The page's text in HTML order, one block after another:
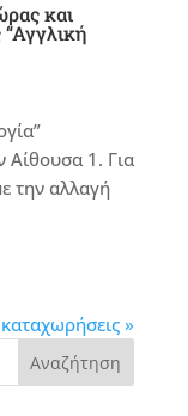
και
Αίθουσα 1. Για
την αλλαγή
»
Αναζήτηση